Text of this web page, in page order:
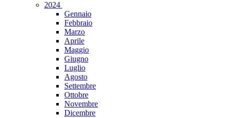
2024
Gennaio
Febbraio
Marzo
Aprile
Maggio
Giugno
Luglio
Agosto
Settembre
Ottobre
Novembre
Dicembre